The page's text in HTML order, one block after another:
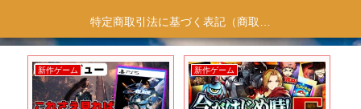
特定商取引法に基づく表記（商取引に関する開示）
新作ゲーム 新作ゲーム